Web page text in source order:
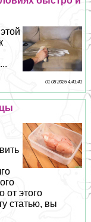
01 08 2026 4:41:41
от этого
статью, вы